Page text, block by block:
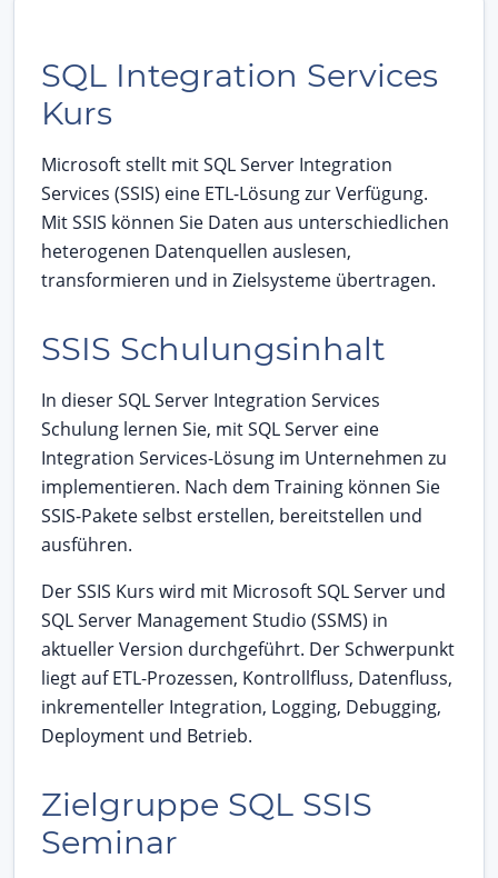
SQL Integration Services
Kurs
Microsoft stellt mit SQL Server Integration
Services (SSIS) eine ETL-Lösung zur Verfügung.
Mit SSIS können Sie Daten aus unterschiedlichen
heterogenen Datenquellen auslesen,
transformieren und in Zielsysteme übertragen.
SSIS Schulungsinhalt
In dieser SQL Server Integration Services
Schulung lernen Sie, mit SQL Server eine
Integration Services-Lösung im Unternehmen zu
implementieren. Nach dem Training können Sie
SSIS-Pakete selbst erstellen, bereitstellen und
ausführen.
Der SSIS Kurs wird mit Microsoft SQL Server und
SQL Server Management Studio (SSMS) in
aktueller Version durchgeführt. Der Schwerpunkt
liegt auf ETL-Prozessen, Kontrollfluss, Datenfluss,
inkrementeller Integration, Logging, Debugging,
Deployment und Betrieb.
Zielgruppe SQL SSIS
Seminar